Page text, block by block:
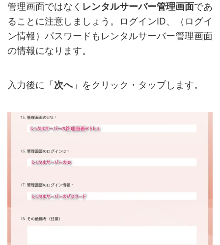
管理画面ではなく レンタルサーバー管理画面であ
ることに注意しましょう。ログインID、（ログイ
ン情報）パスワードもレンタルサーバー管理画面
の情報になります。
入力後に「次へ」をクリック・タップします。